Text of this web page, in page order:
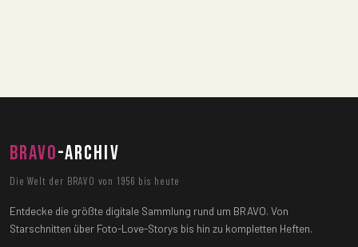
BRAVO-ARCHIV
Die Welt der BRAVO von 1956 bis heute
Entdecke die größte digitale Sammlung rund um BRAVO. Von
Starschnitten über Foto-Love-Storys bis hin zu kompletten Heften.